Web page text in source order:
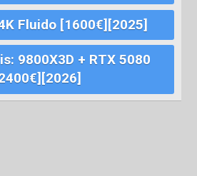
Fluido [1600€][2025]
9800X3D + RTX 5080